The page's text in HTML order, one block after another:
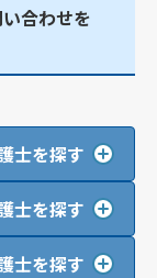
合わせを
士を探す
士を探す
士を探す